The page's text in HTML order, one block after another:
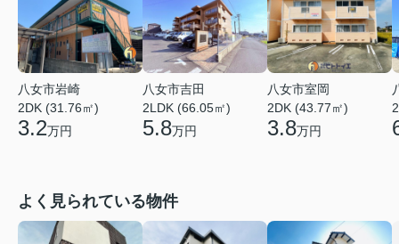
八女市岩崎
2DK (31.76㎡)
3.2万円
八女市吉田
2LDK (66.05㎡)
5.8万円
八女市室岡
2DK (43.77㎡)
3.8万円
よく見られている物件